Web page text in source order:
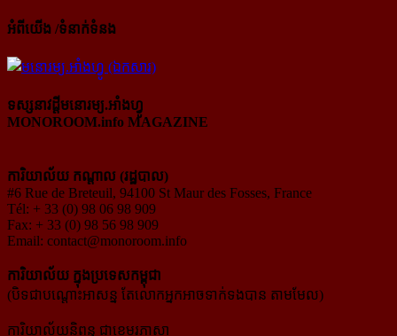
អំពីយើង /ទំនាក់ទំនង
ទស្សនាវដ្ដីមនោរម្យ.អាំងហ្វូ
MONOROOM.info MAGAZINE
ការិយាល័យ កណ្ដាល (រដ្ឋបាល)
#6 Rue de Breteuil, 94100 St Maur des Fosses, France
Tél: + 33 (0) 98 06 98 909
Fax: + 33 (0) 98 56 98 909
Email: contact@monoroom.info
ការិយាល័យ ក្នុង​ប្រទេស​កម្ពុជា
(បិទជាបណ្ដោះអាសន្ន តែលោកអ្នកអាចទាក់ទងបាន តាមមែល)
ការិយាល័យនិពន្ធ ជាខេមរភាសា